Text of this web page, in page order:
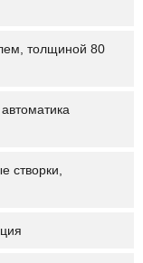
толщиной 80
створки,